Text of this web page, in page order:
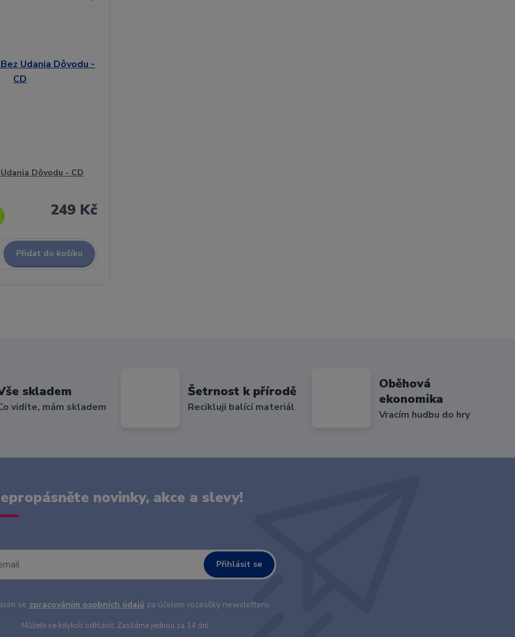
Dôvodu - CD
249 Kč
Přidat do košíku
skladem
vidíte, mám skladem
Šetrnost k přírodě
Recikluji balící materiál
Oběhová
ekonomika
Vracím hudbu do hry
novinky, akce a slevy!
Přihlásit se
se zpracováním osobních údajů za účelem rozesílky newsletteru.
Můžete se kdykoli odhlásit. Zasíláme jednou za 14 dní.